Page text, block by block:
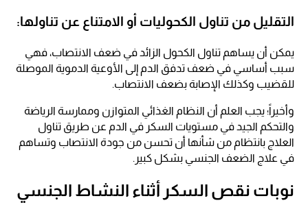
التقليل من تناول الكحوليات أو الامتناع عن تناولها:
يمكن أن يساهم تناول الكحول الزائد في ضعف الانتصاب، فهي
سبب أساسي في ضعف تدفق الدم إلى الأوعية الدموية الموصلة
للقضيب وكذلك الإصابة بضعف الانتصاب.
وأخيراً؛ يجب العلم أن النظام الغذائي المتوازن وممارسة الرياضة
والتحكم الجيد في مستويات السكر في الدم عن طريق تناول
العلاج بانتظام من شأنها أن تحسن من جودة الانتصاب وتساهم
في علاج الضعف الجنسي بشكل كبير.
نوبات نقص السكر أثناء النشاط الجنسي